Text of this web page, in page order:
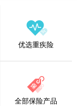
优选重疾险
全部保险产品